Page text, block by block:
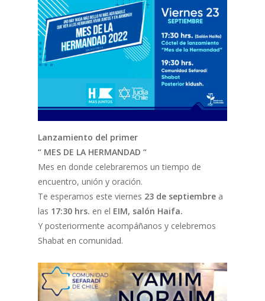
Lanzamiento del primer
“ MES DE LA HERMANDAD “
Mes en donde celebraremos un tiempo de
encuentro, unión y oración.
Te esperamos este viernes 23 de septiembre a
las 17:30 hrs. en el EIM, salón Haifa.
Y posteriormente acompáñanos y celebremos
Shabat en comunidad.